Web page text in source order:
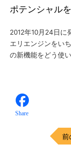
ポテンシャル
2012年10月24日に
エリエンジンをい
の新機能をどう使
Share
前